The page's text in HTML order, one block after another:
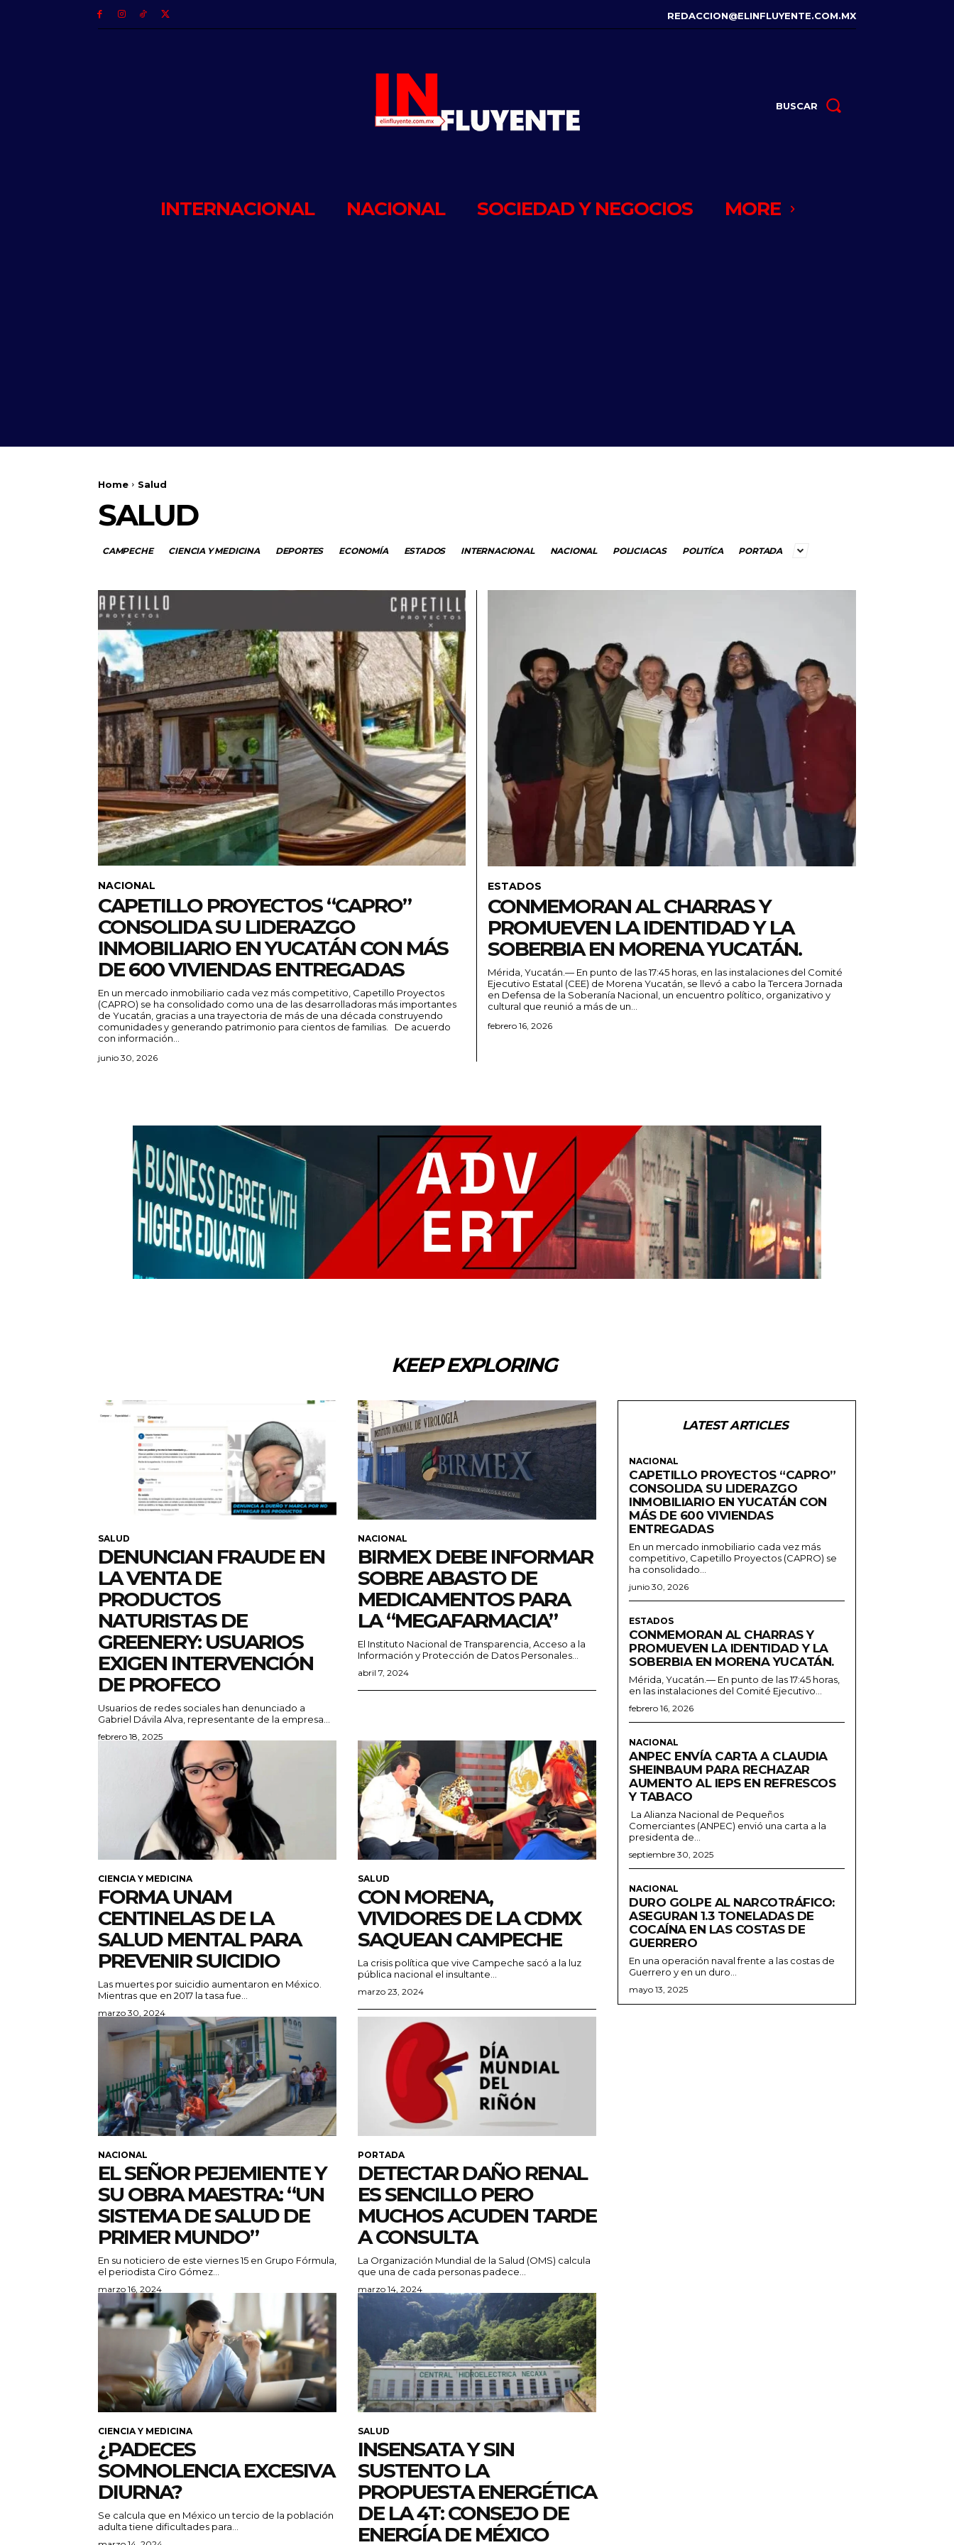
REDACCION@ELINFLUYENTE.COM.MX
BUSCAR
INTERNACIONAL NACIONAL SOCIEDAD Y NEGOCIOS MORE
Home Salud
SALUD
CAMPECHE CIENCIA Y MEDICINA DEPORTES ECONOMÍA ESTADOS INTERNACIONAL NACIONAL POLICIACAS POLITÍCA PORTADA
NACIONAL
CAPETILLO PROYECTOS “CAPRO”
CONSOLIDA SU LIDERAZGO
INMOBILIARIO EN YUCATÁN CON MÁS
DE 600 VIVIENDAS ENTREGADAS
En un mercado inmobiliario cada vez más competitivo, Capetillo Proyectos
(CAPRO) se ha consolidado como una de las desarrolladoras más importantes
de Yucatán, gracias a una trayectoria de más de una década construyendo
comunidades y generando patrimonio para cientos de familias. De acuerdo
con información...
junio 30, 2026
ESTADOS
CONMEMORAN AL CHARRAS Y
PROMUEVEN LA IDENTIDAD Y LA
SOBERBIA EN MORENA YUCATÁN.
Mérida, Yucatán.— En punto de las 17:45 horas, en las instalaciones del Comité
Ejecutivo Estatal (CEE) de Morena Yucatán, se llevó a cabo la Tercera Jornada
en Defensa de la Soberanía Nacional, un encuentro político, organizativo y
cultural que reunió a más de un...
febrero 16, 2026
KEEP EXPLORING
SALUD
DENUNCIAN FRAUDE EN
LA VENTA DE
PRODUCTOS
NATURISTAS DE
GREENERY: USUARIOS
EXIGEN INTERVENCIÓN
DE PROFECO
Usuarios de redes sociales han denunciado a
Gabriel Dávila Alva, representante de la empresa...
febrero 18, 2025
NACIONAL
BIRMEX DEBE INFORMAR
SOBRE ABASTO DE
MEDICAMENTOS PARA
LA “MEGAFARMACIA”
El Instituto Nacional de Transparencia, Acceso a la
Información y Protección de Datos Personales...
abril 7, 2024
CIENCIA Y MEDICINA
FORMA UNAM
CENTINELAS DE LA
SALUD MENTAL PARA
PREVENIR SUICIDIO
Las muertes por suicidio aumentaron en México.
Mientras que en 2017 la tasa fue...
marzo 30, 2024
SALUD
CON MORENA,
VIVIDORES DE LA CDMX
SAQUEAN CAMPECHE
La crisis política que vive Campeche sacó a la luz
pública nacional el insultante...
marzo 23, 2024
NACIONAL
EL SEÑOR PEJEMIENTE Y
SU OBRA MAESTRA: “UN
SISTEMA DE SALUD DE
PRIMER MUNDO”
En su noticiero de este viernes 15 en Grupo Fórmula,
el periodista Ciro Gómez...
marzo 16, 2024
PORTADA
DETECTAR DAÑO RENAL
ES SENCILLO PERO
MUCHOS ACUDEN TARDE
A CONSULTA
La Organización Mundial de la Salud (OMS) calcula
que una de cada personas padece...
marzo 14, 2024
CIENCIA Y MEDICINA
¿PADECES
SOMNOLENCIA EXCESIVA
DIURNA?
Se calcula que en México un tercio de la población
adulta tiene dificultades para...
SALUD
INSENSATA Y SIN
SUSTENTO LA
PROPUESTA ENERGÉTICA
DE LA 4T: CONSEJO DE
ENERGÍA DE MÉXICO
LATEST ARTICLES
NACIONAL
CAPETILLO PROYECTOS “CAPRO”
CONSOLIDA SU LIDERAZGO
INMOBILIARIO EN YUCATÁN CON
MÁS DE 600 VIVIENDAS
ENTREGADAS
En un mercado inmobiliario cada vez más
competitivo, Capetillo Proyectos (CAPRO) se
ha consolidado...
junio 30, 2026
ESTADOS
CONMEMORAN AL CHARRAS Y
PROMUEVEN LA IDENTIDAD Y LA
SOBERBIA EN MORENA YUCATÁN.
Mérida, Yucatán.— En punto de las 17:45 horas,
en las instalaciones del Comité Ejecutivo...
febrero 16, 2026
NACIONAL
ANPEC ENVÍA CARTA A CLAUDIA
SHEINBAUM PARA RECHAZAR
AUMENTO AL IEPS EN REFRESCOS
Y TABACO
La Alianza Nacional de Pequeños
Comerciantes (ANPEC) envió una carta a la
presidenta de...
septiembre 30, 2025
NACIONAL
DURO GOLPE AL NARCOTRÁFICO:
ASEGURAN 1.3 TONELADAS DE
COCAÍNA EN LAS COSTAS DE
GUERRERO
En una operación naval frente a las costas de
Guerrero y en un duro...
mayo 13, 2025